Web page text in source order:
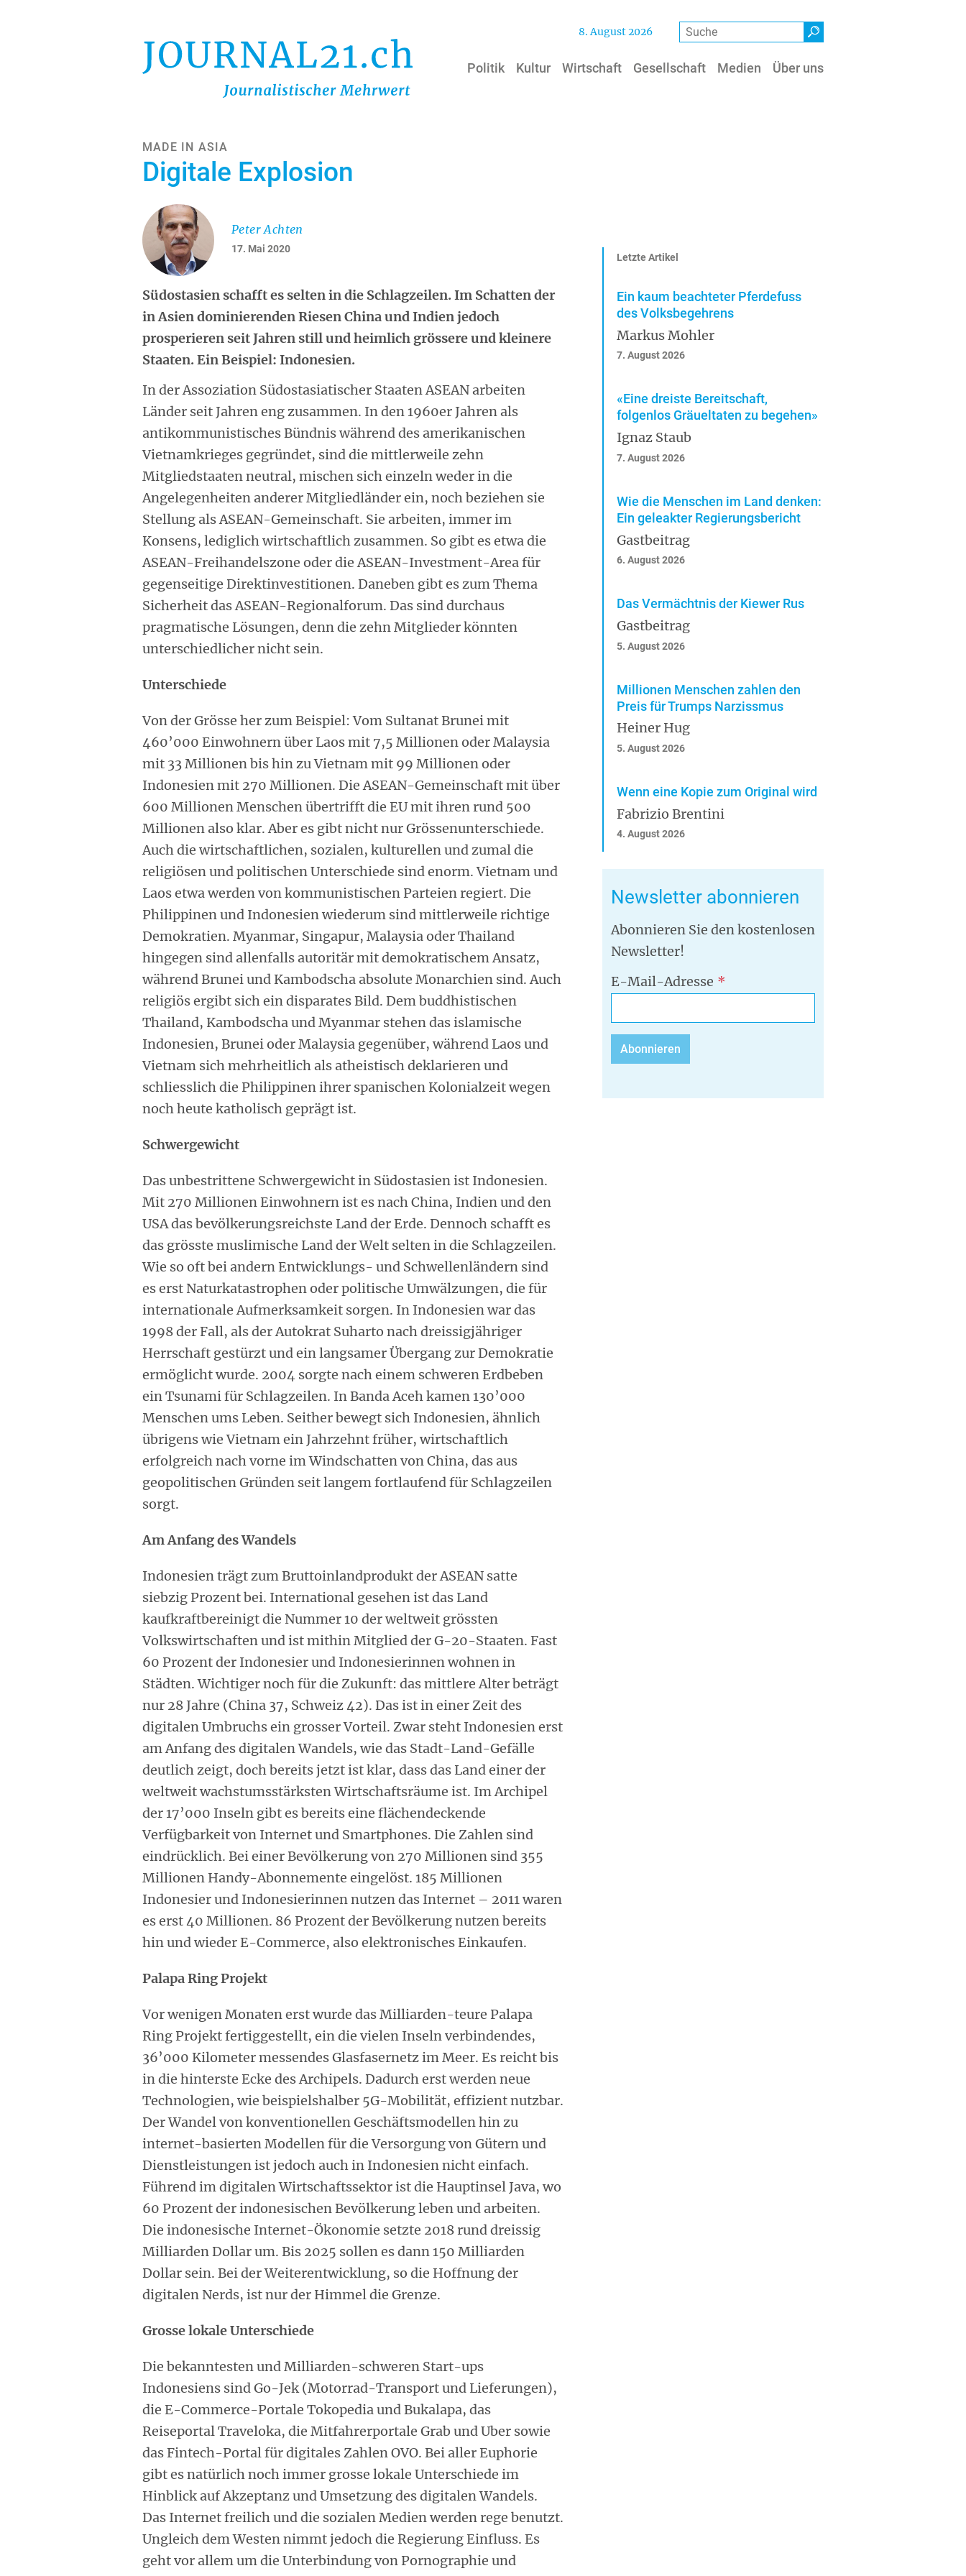
8. August 2026 Suche
Politik Kultur Wirtschaft Gesellschaft Medien Über uns
MADE IN ASIA
Digitale Explosion
17. Mai 2020
Peter Achten
Südostasien schafft es selten in die Schlagzeilen. Im Schatten der
in Asien dominierenden Riesen China und Indien jedoch
prosperieren seit Jahren still und heimlich grössere und kleinere
Staaten. Ein Beispiel: Indonesien.
In der Assoziation Südostasiatischer Staaten ASEAN arbeiten
Länder seit Jahren eng zusammen. In den 1960er Jahren als
antikommunistisches Bündnis während des amerikanischen
Vietnamkrieges gegründet, sind die mittlerweile zehn
Mitgliedstaaten neutral, mischen sich einzeln weder in die
Angelegenheiten anderer Mitgliedländer ein, noch beziehen sie
Stellung als ASEAN-Gemeinschaft. Sie arbeiten, immer im
Konsens, lediglich wirtschaftlich zusammen. So gibt es etwa die
ASEAN-Freihandelszone oder die ASEAN-Investment-Area für
gegenseitige Direktinvestitionen. Daneben gibt es zum Thema
Sicherheit das ASEAN-Regionalforum. Das sind durchaus
pragmatische Lösungen, denn die zehn Mitglieder könnten
unterschiedlicher nicht sein.
Unterschiede
Von der Grösse her zum Beispiel: Vom Sultanat Brunei mit
460’000 Einwohnern über Laos mit 7,5 Millionen oder Malaysia
mit 33 Millionen bis hin zu Vietnam mit 99 Millionen oder
Indonesien mit 270 Millionen. Die ASEAN-Gemeinschaft mit über
600 Millionen Menschen übertrifft die EU mit ihren rund 500
Millionen also klar. Aber es gibt nicht nur Grössenunterschiede.
Auch die wirtschaftlichen, sozialen, kulturellen und zumal die
religiösen und politischen Unterschiede sind enorm. Vietnam und
Laos etwa werden von kommunistischen Parteien regiert. Die
Philippinen und Indonesien wiederum sind mittlerweile richtige
Demokratien. Myanmar, Singapur, Malaysia oder Thailand
hingegen sind allenfalls autoritär mit demokratischem Ansatz,
während Brunei und Kambodscha absolute Monarchien sind. Auch
religiös ergibt sich ein disparates Bild. Dem buddhistischen
Thailand, Kambodscha und Myanmar stehen das islamische
Indonesien, Brunei oder Malaysia gegenüber, während Laos und
Vietnam sich mehrheitlich als atheistisch deklarieren und
schliesslich die Philippinen ihrer spanischen Kolonialzeit wegen
noch heute katholisch geprägt ist.
Schwergewicht
Das unbestrittene Schwergewicht in Südostasien ist Indonesien.
Mit 270 Millionen Einwohnern ist es nach China, Indien und den
USA das bevölkerungsreichste Land der Erde. Dennoch schafft es
das grösste muslimische Land der Welt selten in die Schlagzeilen.
Wie so oft bei andern Entwicklungs- und Schwellenländern sind
es erst Naturkatastrophen oder politische Umwälzungen, die für
internationale Aufmerksamkeit sorgen. In Indonesien war das
1998 der Fall, als der Autokrat Suharto nach dreissigjähriger
Herrschaft gestürzt und ein langsamer Übergang zur Demokratie
ermöglicht wurde. 2004 sorgte nach einem schweren Erdbeben
ein Tsunami für Schlagzeilen. In Banda Aceh kamen 130’000
Menschen ums Leben. Seither bewegt sich Indonesien, ähnlich
übrigens wie Vietnam ein Jahrzehnt früher, wirtschaftlich
erfolgreich nach vorne im Windschatten von China, das aus
geopolitischen Gründen seit langem fortlaufend für Schlagzeilen
sorgt.
Am Anfang des Wandels
Indonesien trägt zum Bruttoinlandprodukt der ASEAN satte
siebzig Prozent bei. International gesehen ist das Land
kaufkraftbereinigt die Nummer 10 der weltweit grössten
Volkswirtschaften und ist mithin Mitglied der G-20-Staaten. Fast
60 Prozent der Indonesier und Indonesierinnen wohnen in
Städten. Wichtiger noch für die Zukunft: das mittlere Alter beträgt
nur 28 Jahre (China 37, Schweiz 42). Das ist in einer Zeit des
digitalen Umbruchs ein grosser Vorteil. Zwar steht Indonesien erst
am Anfang des digitalen Wandels, wie das Stadt-Land-Gefälle
deutlich zeigt, doch bereits jetzt ist klar, dass das Land einer der
weltweit wachstumsstärksten Wirtschaftsräume ist. Im Archipel
der 17’000 Inseln gibt es bereits eine flächendeckende
Verfügbarkeit von Internet und Smartphones. Die Zahlen sind
eindrücklich. Bei einer Bevölkerung von 270 Millionen sind 355
Millionen Handy-Abonnemente eingelöst. 185 Millionen
Indonesier und Indonesierinnen nutzen das Internet – 2011 waren
es erst 40 Millionen. 86 Prozent der Bevölkerung nutzen bereits
hin und wieder E-Commerce, also elektronisches Einkaufen.
Palapa Ring Projekt
Vor wenigen Monaten erst wurde das Milliarden-teure Palapa
Ring Projekt fertiggestellt, ein die vielen Inseln verbindendes,
36’000 Kilometer messendes Glasfasernetz im Meer. Es reicht bis
in die hinterste Ecke des Archipels. Dadurch erst werden neue
Technologien, wie beispielshalber 5G-Mobilität, effizient nutzbar.
Der Wandel von konventionellen Geschäftsmodellen hin zu
internet-basierten Modellen für die Versorgung von Gütern und
Dienstleistungen ist jedoch auch in Indonesien nicht einfach.
Führend im digitalen Wirtschaftssektor ist die Hauptinsel Java, wo
60 Prozent der indonesischen Bevölkerung leben und arbeiten.
Die indonesische Internet-Ökonomie setzte 2018 rund dreissig
Milliarden Dollar um. Bis 2025 sollen es dann 150 Milliarden
Dollar sein. Bei der Weiterentwicklung, so die Hoffnung der
digitalen Nerds, ist nur der Himmel die Grenze.
Grosse lokale Unterschiede
Die bekanntesten und Milliarden-schweren Start-ups
Indonesiens sind Go-Jek (Motorrad-Transport und Lieferungen),
die E-Commerce-Portale Tokopedia und Bukalapa, das
Reiseportal Traveloka, die Mitfahrerportale Grab und Uber sowie
das Fintech-Portal für digitales Zahlen OVO. Bei aller Euphorie
gibt es natürlich noch immer grosse lokale Unterschiede im
Hinblick auf Akzeptanz und Umsetzung des digitalen Wandels.
Das Internet freilich und die sozialen Medien werden rege benutzt.
Ungleich dem Westen nimmt jedoch die Regierung Einfluss. Es
geht vor allem um die Unterbindung von Pornographie und
Letzte Artikel
Ein kaum beachteter Pferdefuss
des Volksbegehrens
Markus Mohler
7. August 2026
«Eine dreiste Bereitschaft,
folgenlos Gräueltaten zu begehen»
Ignaz Staub
7. August 2026
Wie die Menschen im Land denken:
Ein geleakter Regierungsbericht
Gastbeitrag
6. August 2026
Das Vermächtnis der Kiewer Rus
Gastbeitrag
5. August 2026
Millionen Menschen zahlen den
Preis für Trumps Narzissmus
Heiner Hug
5. August 2026
Wenn eine Kopie zum Original wird
Fabrizio Brentini
4. August 2026
Newsletter abonnieren
Abonnieren Sie den kostenlosen
Newsletter!
E-Mail-Adresse